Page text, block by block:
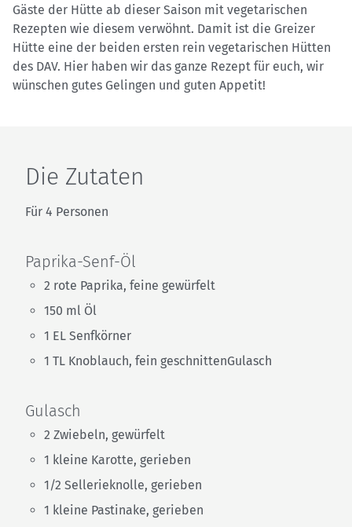
Gäste der Hütte ab dieser Saison mit vegetarischen
Rezepten wie diesem verwöhnt. Damit ist die Greizer
Hütte eine der beiden ersten rein vegetarischen Hütten
des DAV. Hier haben wir das ganze Rezept für euch, wir
wünschen gutes Gelingen und guten Appetit!
Die Zutaten
Für 4 Personen
Paprika-Senf-Öl
2 rote Paprika, feine gewürfelt
150 ml Öl
1 EL Senfkörner
1 TL Knoblauch, fein geschnittenGulasch
Gulasch
2 Zwiebeln, gewürfelt
1 kleine Karotte, gerieben
1/2 Sellerieknolle, gerieben
1 kleine Pastinake, gerieben